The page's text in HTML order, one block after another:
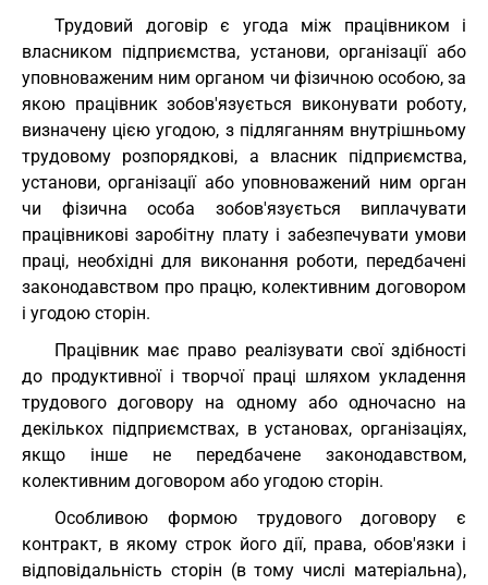
Трудовий договір є угода між працівником і
власником підприємства, установи, організації або
уповноваженим ним органом чи фізичною особою, за
якою працівник зобов'язується виконувати роботу,
визначену цією угодою, з підляганням внутрішньому
трудовому розпорядкові, а власник підприємства,
установи, організації або уповноважений ним орган
чи фізична особа зобов'язується виплачувати
працівникові заробітну плату і забезпечувати умови
праці, необхідні для виконання роботи, передбачені
законодавством про працю, колективним договором
і угодою сторін.
Працівник має право реалізувати свої здібності
до продуктивної і творчої праці шляхом укладення
трудового договору на одному або одночасно на
декількох підприємствах, в установах, організаціях,
якщо інше не передбачене законодавством,
колективним договором або угодою сторін.
Особливою формою трудового договору є
контракт, в якому строк його дії, права, обов'язки і
відповідальність сторін (в тому числі матеріальна),